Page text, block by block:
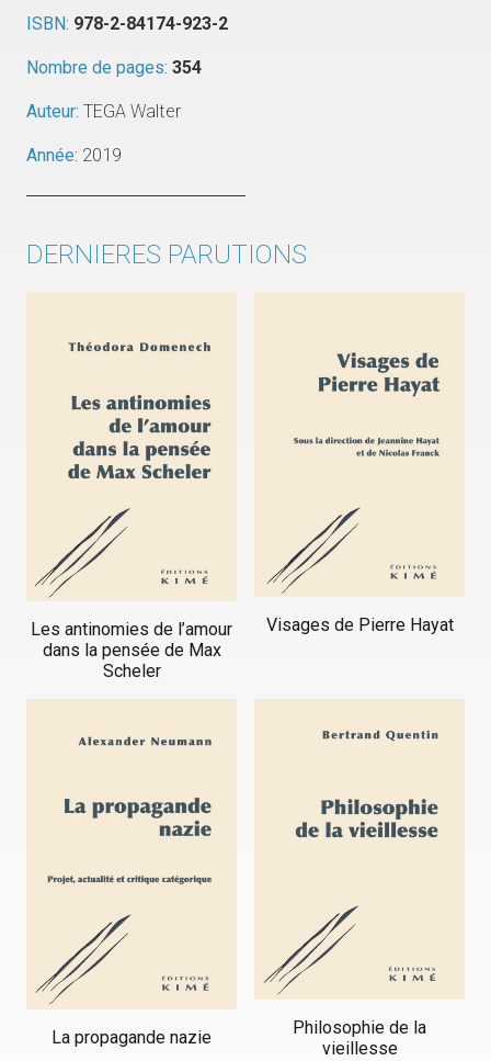
ISBN: 978-2-84174-923-2
Nombre de pages: 354
Auteur: TEGA Walter
Année: 2019
DERNIERES PARUTIONS
Les antinomies de l’amour
dans la pensée de Max
Scheler
Visages de Pierre Hayat
La propagande nazie
Philosophie de la
vieillesse